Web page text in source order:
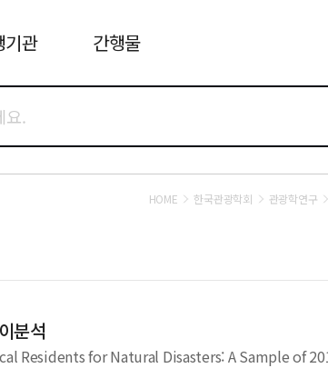
기관 간행물
HOME 한국관광학회 관광학연구
분석
Residents for Natural Disasters: A Sample of